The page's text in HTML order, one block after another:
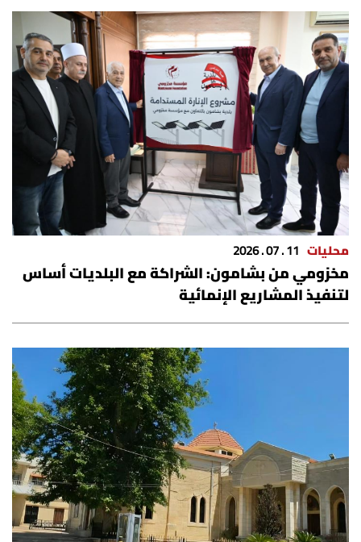
محليات 11 . 07 . 2026
مخزومي من بشامون: الشراكة مع البلديات أساس
لتنفيذ المشاريع الإنمائية